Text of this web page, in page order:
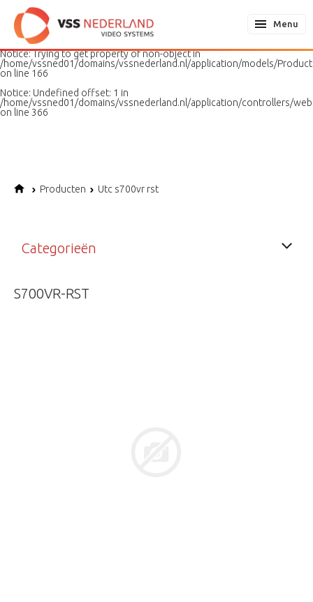
Notice: Undefined variable: page in
/home/vssned01/domains/vssnederland.nl/application/models/
on line
187
Notice: Trying to get property of non-object in
/home/vssned01/domains/vssnederland.nl/application/models/
on line 166
Notice: Undefined offset: 1 in
/home/vssned01/domains/vssnederland.nl/application/controllers/
on line 366
Menu
Producten Utc s700vr rst
Categorieën
S700VR-RST